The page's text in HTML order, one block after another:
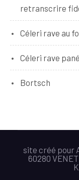
retranscrire
Céleri rave au
Céleri rave pané
Bortsch
site créé pour
60280